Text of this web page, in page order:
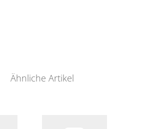
Ähnliche Artikel